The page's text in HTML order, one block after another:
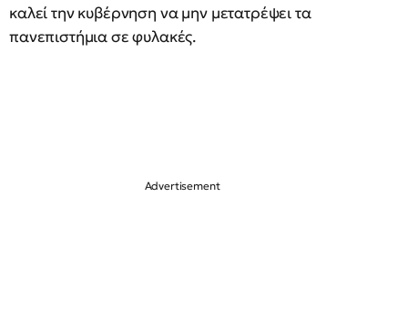
καλεί την κυβέρνηση να μην μετατρέψει τα
πανεπιστήμια σε φυλακές.